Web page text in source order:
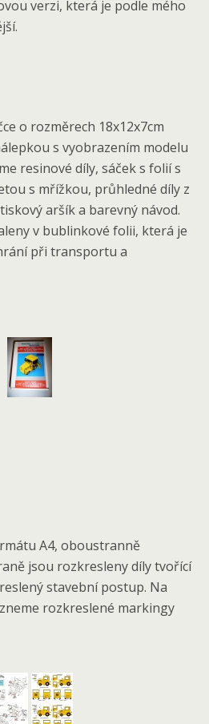
verzi, která je podle mého
o rozměrech 18x12x7cm
s vyobrazením modelu
resinové díly, sáček s folií s
s mřížkou, průhledné díly z
aršík a barevný návod.
v bublinkové folii, která je
při transportu a
A4, oboustranně
jsou rozkresleny díly tvořící
stavební postup. Na
rozkreslené markingy